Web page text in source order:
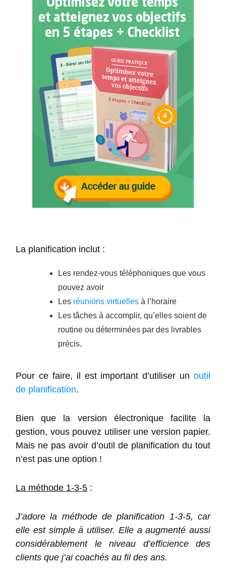
La planification inclut :
Les rendez-vous téléphoniques que vous
pouvez avoir
Les réunions virtuelles à l’horaire
Les tâches à accomplir, qu’elles soient de
routine ou déterminées par des livrables
précis.
Pour ce faire, il est important d’utiliser un outil
de planification.
Bien que la version électronique facilite la
gestion, vous pouvez utiliser une version papier.
Mais ne pas avoir d’outil de planification du tout
n’est pas une option !
La méthode 1-3-5 :
J’adore la méthode de planification 1-3-5, car
elle est simple à utiliser. Elle a augmenté aussi
considérablement le niveau d’efficience des
clients que j’ai coachés au fil des ans.